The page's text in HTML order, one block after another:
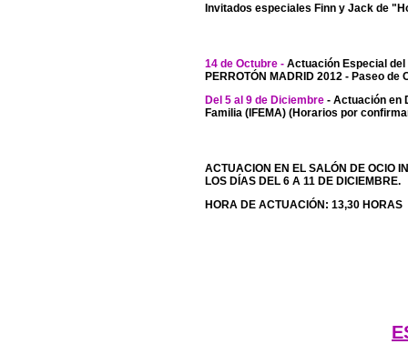
Invitados especiales Finn y Jack de
14 de Octubre - Actuación Especial
PERROTÓN MADRID 2012 - Paseo de
Del 5 al 9 de Diciembre - Actuación en
Familia (IFEMA) (Horarios por
ACTUACION EN EL SALÓN DE OCIO
LOS DÍAS DEL 6 A 11 DE DICIEMBRE.
HORA DE ACTUACIÓN: 13,30 HORAS